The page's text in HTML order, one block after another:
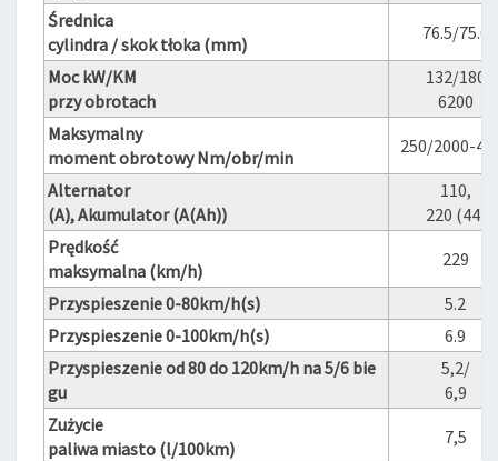
Średnica
cylindra / skok tłoka (mm)
76.5/75.6
Moc kW/KM
przy obrotach
132/180
6200
Maksymalny
moment obrotowy Nm/obr/min
250/2000-
Alternator
(A), Akumulator (A(Ah))
110,
220 (44)
Prędkość
maksymalna (km/h)
229
Przyspieszenie 0-80km/h(s)
5.2
Przyspieszenie 0-100km/h(s)
6.9
Przyspieszenie od 80 do 120km/h na 5/6 bie
gu
5,2/
6,9
Zużycie
paliwa miasto (l/100km)
7,5